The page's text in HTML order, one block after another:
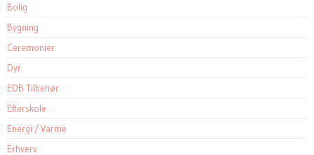
Bolig
Bygning
Ceremonier
Dyr
EDB Tilbehør
Efterskole
Energi / Varme
Erhverv